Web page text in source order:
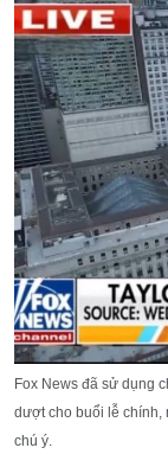
Fox News đã sử dụng
dượt cho buổi lễ chính,
chú ý.